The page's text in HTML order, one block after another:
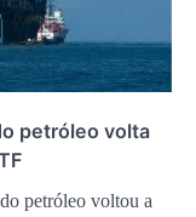
petróleo volta
petróleo voltou a